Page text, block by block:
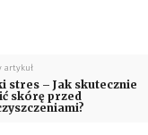
artykuł
stres – Jak skutecznie
skórę przed